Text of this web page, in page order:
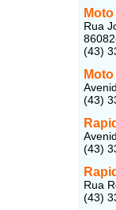
Rua
(43)
(43)
(43)
Rua
(43)